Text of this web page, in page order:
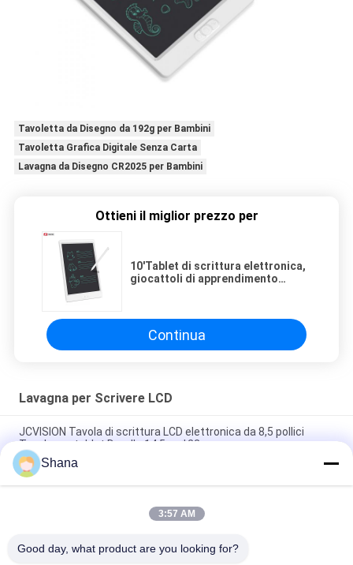
Tavoletta da Disegno da 192g per Bambini
Tavoletta Grafica Digitale Senza Carta
Lavagna da Disegno CR2025 per Bambini
Ottieni il miglior prezzo per
10'Tablet di scrittura elettronica,
giocattoli di apprendimento
Continua
Lavagna per Scrivere LCD
JCVISION Tavola di scrittura LCD elettronica da 8,5 pollici
Tavola per tablet Doodle 14.5cm*22cm
10'Tablet di scrittura elettronica, giocattoli di apprendimento
Tabella di disegno per bambini
Lavagna per scrittura LCD portatile per bambini, lavagna
Shana
3:57 AM
Good day, what product are you looking for?